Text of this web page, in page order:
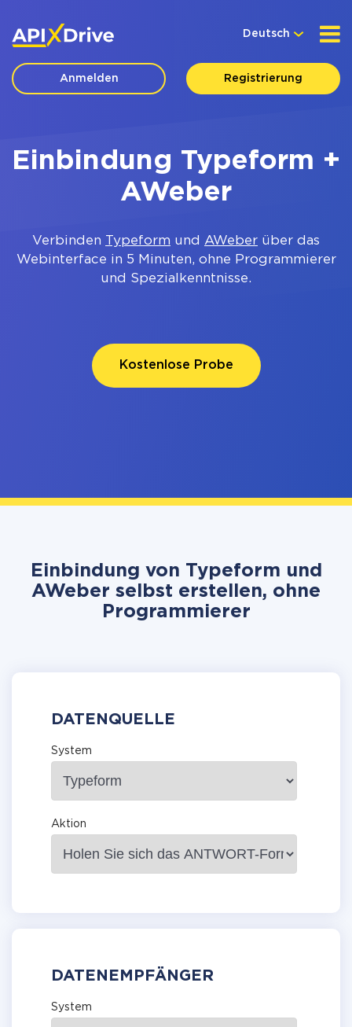
Deutsch
Anmelden Registrierung
Einbindung Typeform +
AWeber
Verbinden Typeform und AWeber über das
Webinterface in 5 Minuten, ohne Programmierer
und Spezialkenntnisse.
Kostenlose Probe
Einbindung von Typeform und
AWeber selbst erstellen, ohne
Programmierer
DATENQUELLE
System
Aktion
DATENEMPFÄNGER
System